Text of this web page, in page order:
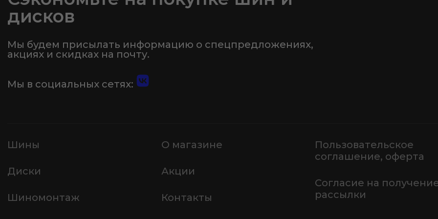
дисков
Мы будем присылать информацию о спецпредложениях,
акциях и скидках на почту.
Мы в социальных сетях:
Шины
Диски
Шиномонтаж
О магазине
Акции
Контакты
Пользовательское
соглашение, оферта
Согласие на
рассылки